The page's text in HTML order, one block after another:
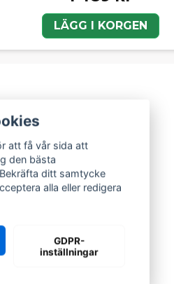
LÄGG I KORGEN
att få vår sida att
den bästa
ditt samtycke
alla eller redigera
GDPR-
inställningar